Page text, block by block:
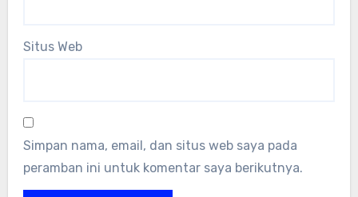
Situs Web
Simpan nama, email, dan situs web saya pada
peramban ini untuk komentar saya berikutnya.